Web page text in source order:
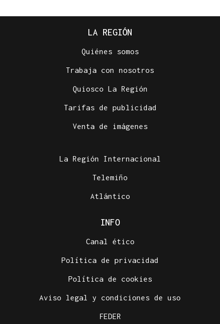
LA REGIÓN
Quiénes somos
Trabaja con nosotros
Quiosco La Región
Tarifas de publicidad
Venta de imágenes
La Región Internacional
Telemiño
Atlántico
INFO
Canal ético
Política de privacidad
Política de cookies
Aviso legal y condiciones de uso
FEDER